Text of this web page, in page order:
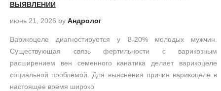
ВЫЯВЛЕНИИ
июнь 21, 2026 by Андролог
Варикоцеле диагностируется у 8-20% молодых мужчин.
Существующая связь фертильности с варикозным
расширением вен семенного канатика делает варикоцеле
социальной проблемой. Для выяснения причин варикоцеле в
настоящее время широко